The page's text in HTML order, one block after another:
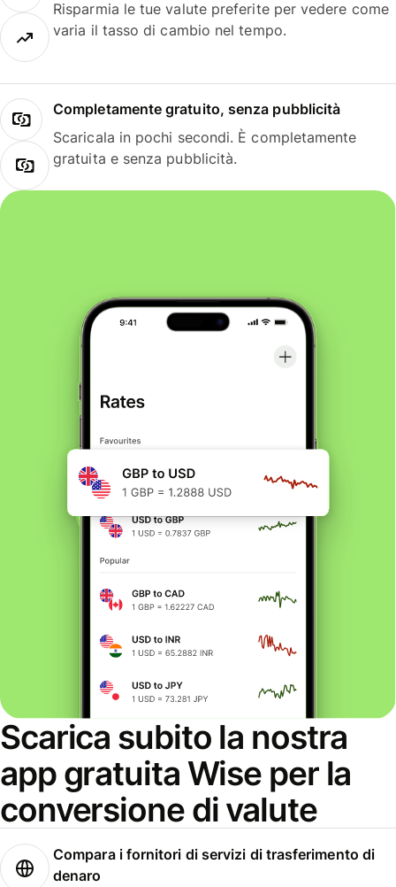
Risparmia le tue valute preferite per vedere come
varia il tasso di cambio nel tempo.
Completamente gratuito, senza pubblicità
Scaricala in pochi secondi. È completamente
gratuita e senza pubblicità.
Scarica subito la nostra
app gratuita Wise per la
conversione di valute
Compara i fornitori di servizi di trasferimento di
denaro